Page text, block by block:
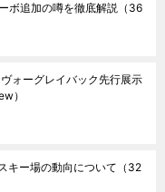
ボ追加の噂を徹底解説 （36
ォーグレイバック先行展示
）
キー場の動向について （32